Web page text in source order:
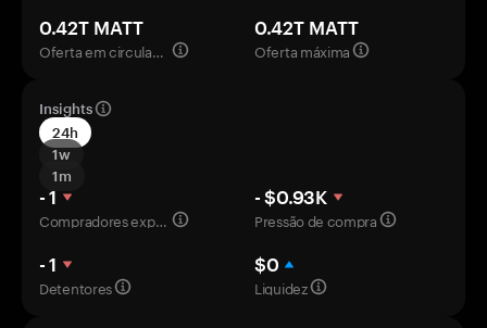
0.42T MATT
Oferta em circulação
0.42T MATT
Oferta máxima
Insights
24h
1w
1m
- 1
Compradores experientes
- $0.93K
Pressão de compra
- 1
Detentores
$0
Liquidez